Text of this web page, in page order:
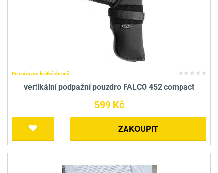
Pouzdra pro krátké zbraně
vertikální podpažní pouzdro FALCO 452 compact
599 Kč
ZAKOUPIT